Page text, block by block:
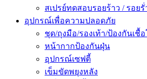
สเปรย์ทดสอบรอยร้าว / รอยรั่
อุปกรณ์เพื่อความปลอดภัย
ชุด/ถุงมือ/รองเท้า/ป้องกันเชื้
หน้ากากป้องกันฝุ่น
อุปกรณ์เซฟตี้
เข็มขัดพยุงหลัง